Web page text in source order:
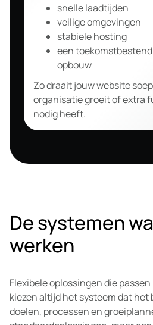
snelle laadtijden
veilige omgevingen
stabiele hosting
een
opbouw
Zo draait jouw website
organisatie groeit of extra
nodig heeft.
De systemen
werken
Flexibele oplossingen die
kiezen altijd het systeem dat
doelen, processen en